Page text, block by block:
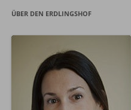
ÜBER DEN ERDLINGSHOF